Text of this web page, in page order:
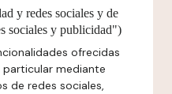
y redes sociales y de
sociales y publicidad")
ofrecidas
mediante
de redes sociales,